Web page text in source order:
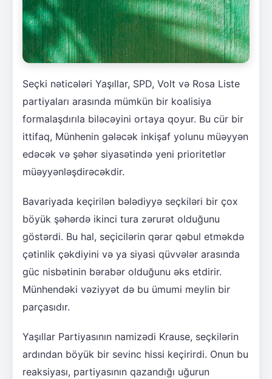
Seçki nəticələri Yaşıllar, SPD, Volt və Rosa Liste
partiyaları arasında mümkün bir koalisiya
formalaşdırıla biləcəyini ortaya qoyur. Bu cür bir
ittifaq, Münhenin gələcək inkişaf yolunu müəyyən
edəcək və şəhər siyasətində yeni prioritetlər
müəyyənləşdirəcəkdir.
Bavariyada keçirilən bələdiyyə seçkiləri bir çox
böyük şəhərdə ikinci tura zərurət olduğunu
göstərdi. Bu hal, seçicilərin qərar qəbul etməkdə
çətinlik çəkdiyini və ya siyasi qüvvələr arasında
güc nisbətinin bərabər olduğunu əks etdirir.
Münhendəki vəziyyət də bu ümumi meylin bir
parçasıdır.
Yaşıllar Partiyasının namizədi Krause, seçkilərin
ardından böyük bir sevinc hissi keçirirdi. Onun bu
reaksiyası, partiyasının qazandığı uğurun